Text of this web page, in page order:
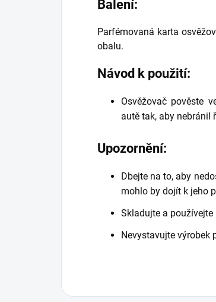
Balení:
Parfémovaná karta
obalu.
Návod k použití:
Osvěžovač pověste
autě tak, aby nebránil
Upozornění:
Dbejte na to, aby
mohlo by dojít k jeho
Skladujte a používejte
Nevystavujte výrobek